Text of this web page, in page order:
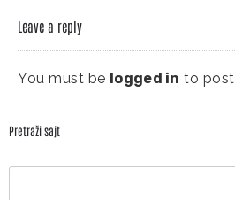
Leave a reply
You must be logged in to
Pretraži sajt